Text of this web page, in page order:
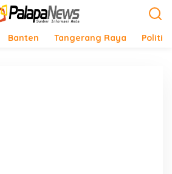
Banten Tangerang Raya Politik